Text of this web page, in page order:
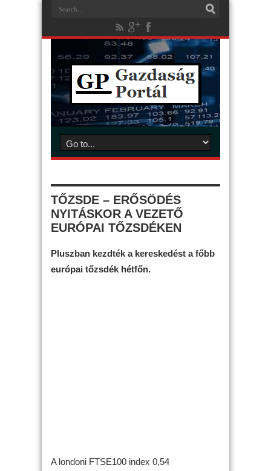
TŐZSDE – ERŐSÖDÉS
NYITÁSKOR A VEZETŐ
EURÓPAI TŐZSDÉKEN
Pluszban kezdték a kereskedést a főbb
európai tőzsdék hétfőn.
A londoni FTSE100 index 0,54